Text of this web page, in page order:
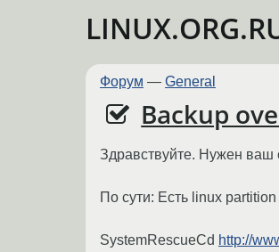
Форум — General
Backup
Здравствуйте. Нужен ваш
По сути: Есть linux
SystemRescueCd http://